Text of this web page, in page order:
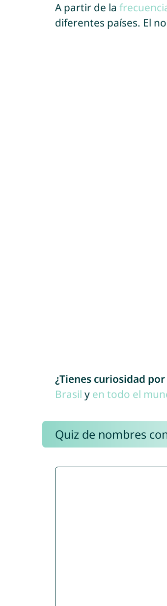
A partir de la
diferentes países. El
¿Tienes curiosidad
Brasil y en todo el
Quiz de nombres